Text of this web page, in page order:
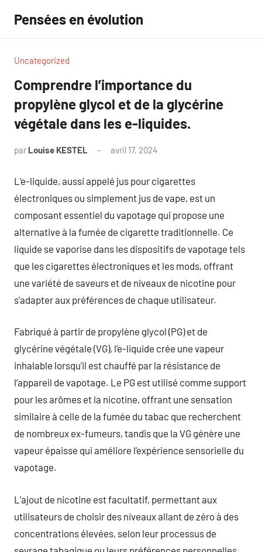
contenu
Pensées en évolution
Uncategorized
Comprendre l’importance du
propylène glycol et de la glycérine
végétale dans les e-liquides.
par Louise KESTEL avril 17, 2024
L’e-liquide, aussi appelé jus pour cigarettes
électroniques ou simplement jus de vape, est un
composant essentiel du vapotage qui propose une
alternative à la fumée de cigarette traditionnelle. Ce
liquide se vaporise dans les dispositifs de vapotage tels
que les cigarettes électroniques et les mods, offrant
une variété de saveurs et de niveaux de nicotine pour
s’adapter aux préférences de chaque utilisateur.
Fabriqué à partir de propylène glycol (PG) et de
glycérine végétale (VG), l’e-liquide crée une vapeur
inhalable lorsqu’il est chauffé par la résistance de
l’appareil de vapotage. Le PG est utilisé comme support
pour les arômes et la nicotine, offrant une sensation
similaire à celle de la fumée du tabac que recherchent
de nombreux ex-fumeurs, tandis que la VG génère une
vapeur épaisse qui améliore l’expérience sensorielle du
vapotage.
L’ajout de nicotine est facultatif, permettant aux
utilisateurs de choisir des niveaux allant de zéro à des
concentrations élevées, selon leur processus de